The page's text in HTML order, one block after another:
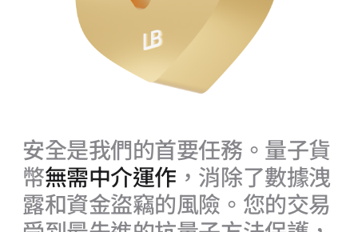
安全是我們的首要任務。量子貨
幣無需中介運作 ，消除了數據洩
露和資金盜竊的風險。您的交易